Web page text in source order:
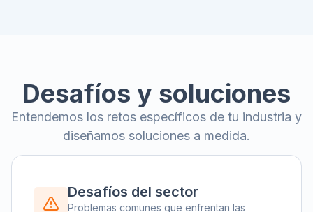
Desafíos y soluciones
Entendemos los retos específicos de tu industria y
diseñamos soluciones a medida.
Desafíos del sector
Problemas comunes que enfrentan las